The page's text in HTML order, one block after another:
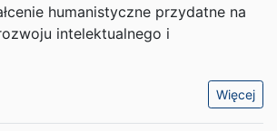
humanistyczne przydatne na
intelektualnego i
Więcej